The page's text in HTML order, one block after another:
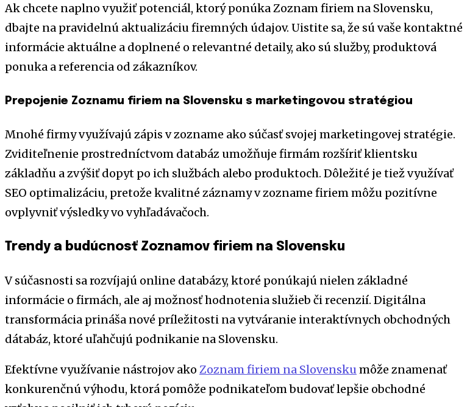
Ak chcete naplno využiť potenciál, ktorý ponúka Zoznam firiem na Slovensku,
dbajte na pravidelnú aktualizáciu firemných údajov. Uistite sa, že sú vaše kontaktné
informácie aktuálne a doplnené o relevantné detaily, ako sú služby, produktová
ponuka a referencia od zákazníkov.
Prepojenie Zoznamu firiem na Slovensku s marketingovou stratégiou
Mnohé firmy využívajú zápis v zozname ako súčasť svojej marketingovej stratégie.
Zviditeľnenie prostredníctvom databáz umožňuje firmám rozšíriť klientsku
základňu a zvýšiť dopyt po ich službách alebo produktoch. Dôležité je tiež využívať
SEO optimalizáciu, pretože kvalitné záznamy v zozname firiem môžu pozitívne
ovplyvniť výsledky vo vyhľadávačoch.
Trendy a budúcnosť Zoznamov firiem na Slovensku
V súčasnosti sa rozvíjajú online databázy, ktoré ponúkajú nielen základné
informácie o firmách, ale aj možnosť hodnotenia služieb či recenzií. Digitálna
transformácia prináša nové príležitosti na vytváranie interaktívnych obchodných
dátabáz, ktoré uľahčujú podnikanie na Slovensku.
Efektívne využívanie nástrojov ako Zoznam firiem na Slovensku môže znamenať
konkurenčnú výhodu, ktorá pomôže podnikateľom budovať lepšie obchodné